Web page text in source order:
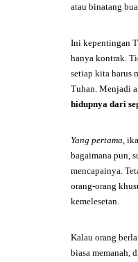
atau binatang
Ini kepentingan
hanya kontrak.
setiap kita harus
Tuhan. Menjadi
hidupnya dari
Yang pertama,
bagaimana pun,
mencapainya.
orang-orang
kemelesetan.
Kalau orang
biasa memanah,